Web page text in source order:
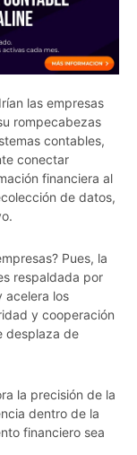
las empresas
rompecabezas
contables,
conectar
financiera al
de datos,
Pues, la
respaldada por
acelera los
y cooperación
desplaza de
la precisión de la
dentro de la
financiero sea